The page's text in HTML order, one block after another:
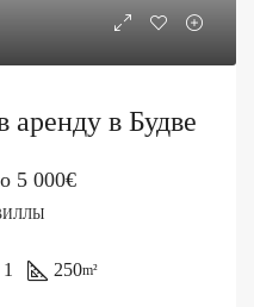
аренду в Будве
5 000€
1 250m²